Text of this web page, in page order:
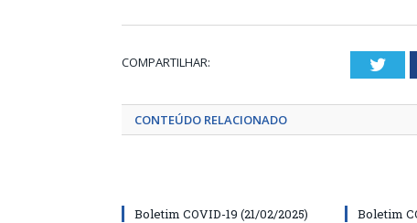
COMPARTILHAR:
CONTEÚDO RELACIONADO
Boletim COVID-19 (21/02/2025) Boletim